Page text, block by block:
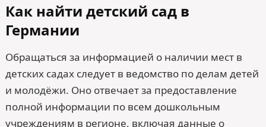
Как найти детский сад в
Германии
Обращаться за информацией о наличии мест в
детских садах следует в ведомство по делам детей
и молодёжи. Оно отвечает за предоставление
полной информации по всем дошкольным
учреждениям в регионе, включая данные о